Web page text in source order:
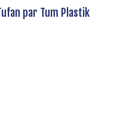
par Tum Plastik